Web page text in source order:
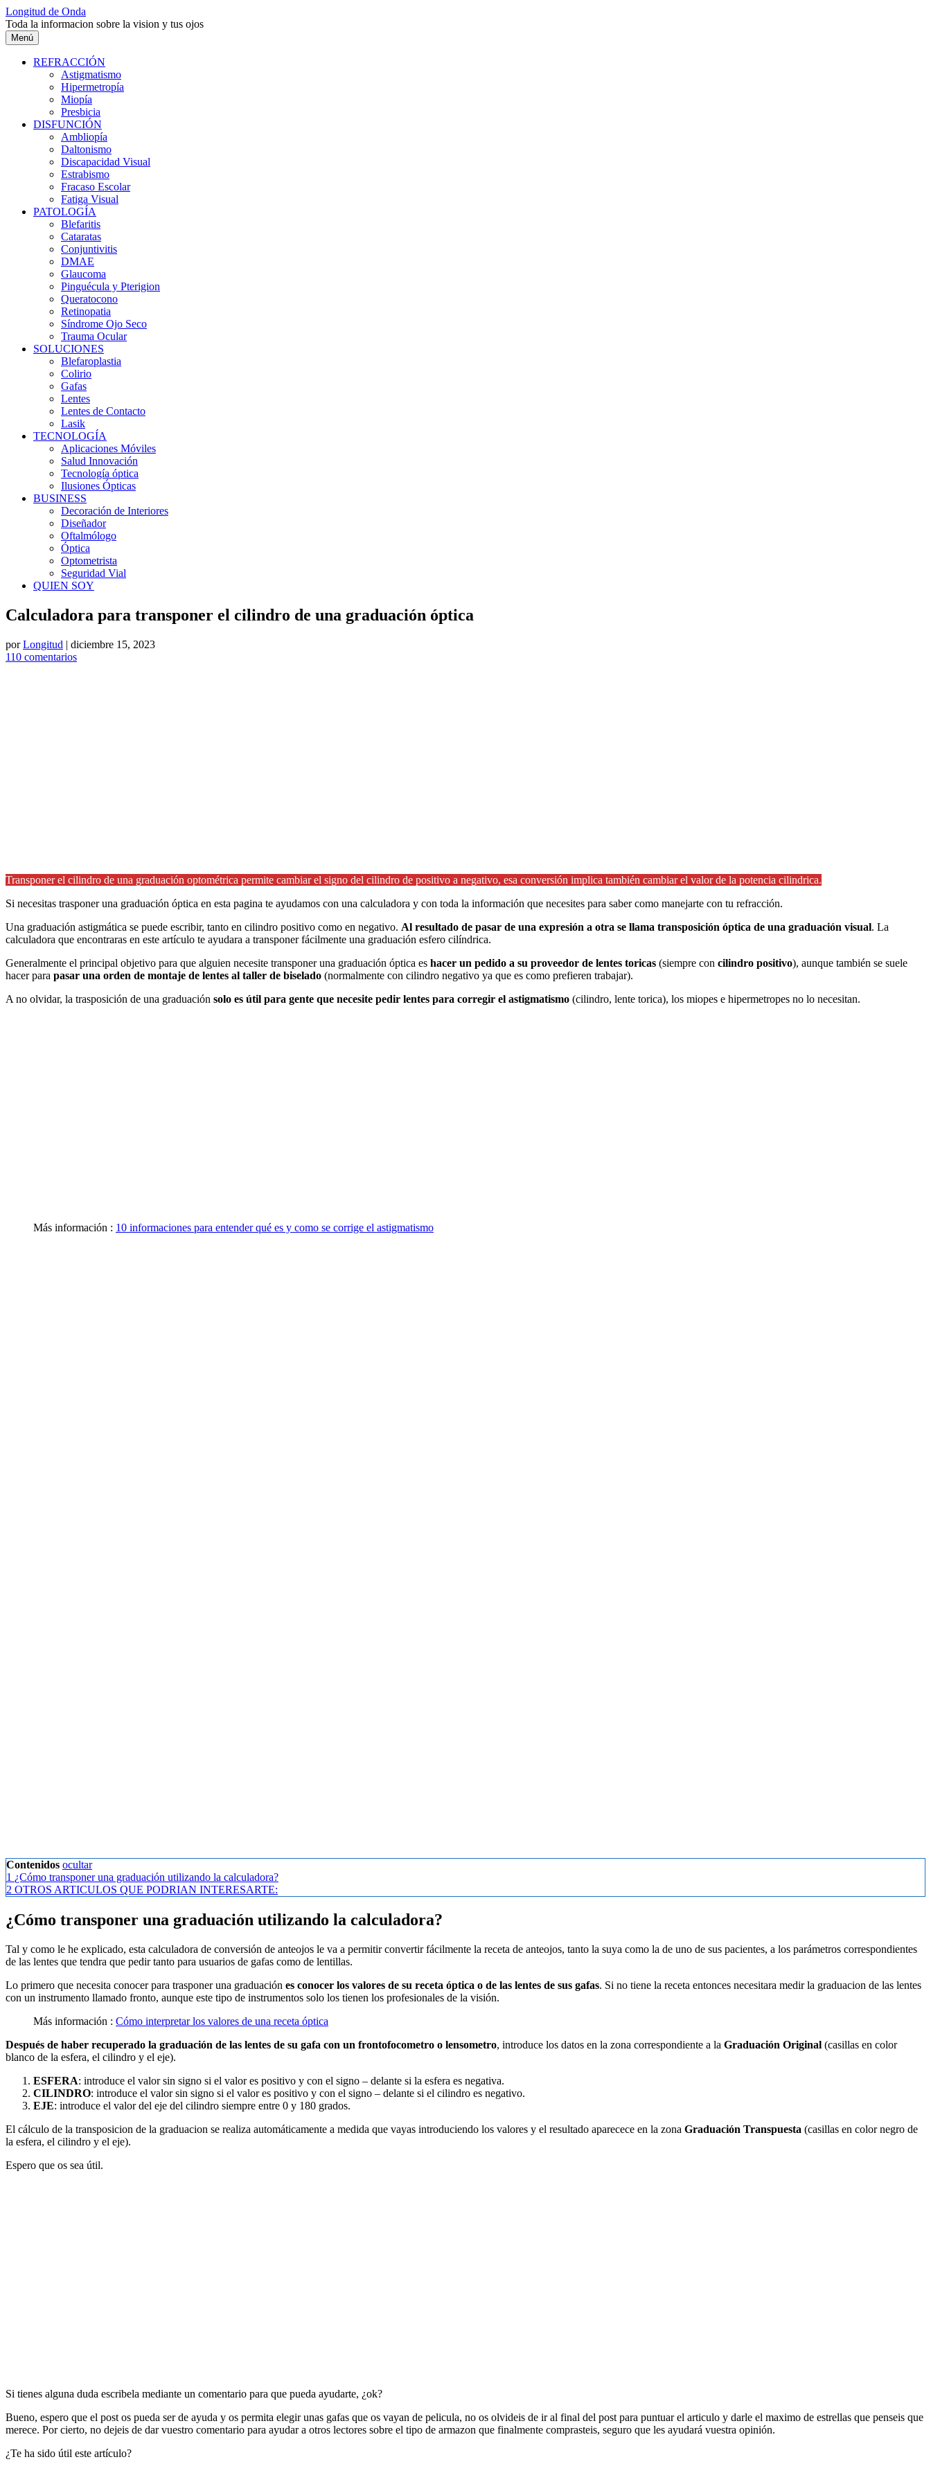
Saltar
al
contenido
Longitud de Onda
Toda la informacion sobre la vision y tus ojos
Menú
REFRACCIÓN
Astigmatismo
Hipermetropía
Miopía
Presbicia
DISFUNCIÓN
Ambliopía
Daltonismo
Discapacidad Visual
Estrabismo
Fracaso Escolar
Fatiga Visual
PATOLOGÍA
Blefaritis
Cataratas
Conjuntivitis
DMAE
Glaucoma
Pinguécula y Pterigion
Queratocono
Retinopatia
Síndrome Ojo Seco
Trauma Ocular
SOLUCIONES
Blefaroplastia
Colirio
Gafas
Lentes
Lentes de Contacto
Lasik
TECNOLOGÍA
Aplicaciones Móviles
Salud Innovación
Tecnología óptica
Ilusiones Ópticas
BUSINESS
Decoración de Interiores
Diseñador
Oftalmólogo
Óptica
Optometrista
Seguridad Vial
QUIEN SOY
Calculadora para transponer el cilindro de una graduación óptica
porLongitud | diciembre 15, 2023
110 comentarios
Transponer el cilindro de una graduación optométrica permite cambiar el signo del cilindro de positivo a negativo, esa conversión implica también cambiar el valor de la potencia cilindrica.
Si necesitas trasponer una graduación óptica en esta pagina te ayudamos con una calculadora y con toda la información que necesites para saber como manejarte con tu refracción.
Una graduación astigmática se puede escribir, tanto en cilindro positivo como en negativo. Al resultado de pasar de una expresión a otra se llama transposición óptica de una graduación visual. La
calculadora que encontraras en este artículo te ayudara a transponer fácilmente una graduación esfero cilíndrica.
Generalmente el principal objetivo para que alguien necesite transponer una graduación óptica es hacer un pedido a su proveedor de lentes toricas (siempre con cilindro positivo), aunque también se suele
hacer para pasar una orden de montaje de lentes al taller de biselado (normalmente con cilindro negativo ya que es como prefieren trabajar).
A no olvidar, la trasposición de una graduación solo es útil para gente que necesite pedir lentes para corregir el astigmatismo (cilindro, lente torica), los miopes e hipermetropes no lo necesitan.
Más información : 10 informaciones para entender qué es y como se corrige el astigmatismo
Contenidos ocultar
1 ¿Cómo transponer una graduación utilizando la calculadora?
2 OTROS ARTICULOS QUE PODRIAN INTERESARTE:
¿Cómo transponer una graduación utilizando la calculadora?
Tal y como le he explicado, esta calculadora de conversión de anteojos le va a permitir convertir fácilmente la receta de anteojos, tanto la suya como la de uno de sus pacientes, a los parámetros correspondientes
de las lentes que tendra que pedir tanto para usuarios de gafas como de lentillas.
Lo primero que necesita conocer para trasponer una graduación es conocer los valores de su receta óptica o de las lentes de sus gafas. Si no tiene la receta entonces necesitara medir la graduacion de las lentes
con un instrumento llamado fronto, aunque este tipo de instrumentos solo los tienen los profesionales de la visión.
Más información : Cómo interpretar los valores de una receta óptica
Después de haber recuperado la graduación de las lentes de su gafa con un frontofocometro o lensometro, introduce los datos en la zona correspondiente a la Graduación Original (casillas en color
blanco de la esfera, el cilindro y el eje).
ESFERA: introduce el valor sin signo si el valor es positivo y con el signo – delante si la esfera es negativa.
CILINDRO: introduce el valor sin signo si el valor es positivo y con el signo – delante si el cilindro es negativo.
EJE: introduce el valor del eje del cilindro siempre entre 0 y 180 grados.
El cálculo de la transposicion de la graduacion se realiza automáticamente a medida que vayas introduciendo los valores y el resultado aparecece en la zona Graduación Transpuesta (casillas en color negro de
la esfera, el cilindro y el eje).
Espero que os sea útil.
Si tienes alguna duda escribela mediante un comentario para que pueda ayudarte, ¿ok?
Bueno, espero que el post os pueda ser de ayuda y os permita elegir unas gafas que os vayan de pelicula, no os olvideis de ir al final del post para puntuar el articulo y darle el maximo de estrellas que penseis que
merece. Por cierto, no dejeis de dar vuestro comentario para ayudar a otros lectores sobre el tipo de armazon que finalmente comprasteis, seguro que les ayudará vuestra opinión.
¿Te ha sido útil este artículo?